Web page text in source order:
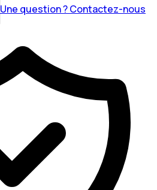
Une question ? Contactez-nous